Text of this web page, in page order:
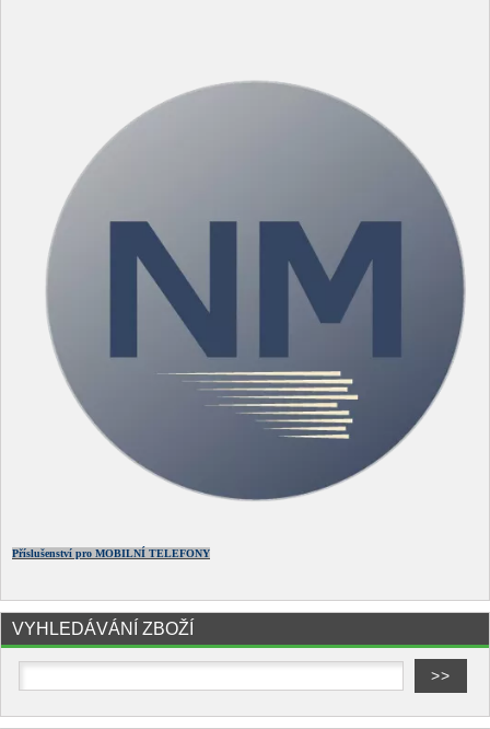
Příslušenství pro MOBILNÍ TELEFONY
VYHLEDÁVÁNÍ ZBOŽÍ